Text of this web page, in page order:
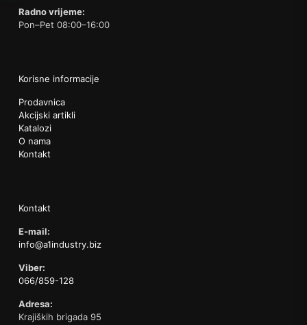
Radno vrijeme:
Pon–Pet 08:00–16:00
Korisne informacije
Prodavnica
Akcijski artikli
Katalozi
O nama
Kontakt
Kontakt
E-mail:
info@a1industry.biz
Viber:
066/859-128
Adresa:
Krajiških brigada 95